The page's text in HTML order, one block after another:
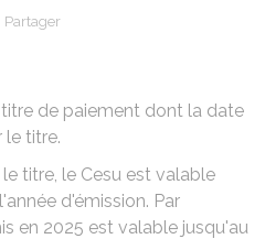
Partager
de paiement dont la date
le titre.
titre, le Cesu est valable
d'émission. Par
en 2025 est valable jusqu'au